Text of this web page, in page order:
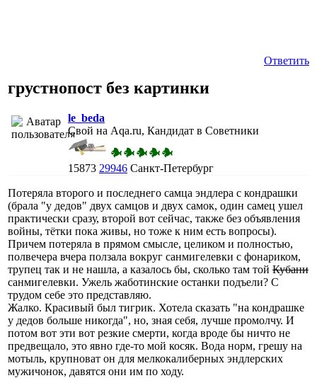
Ответить
грустнопост без картинки
le_beda
Свой на Aqa.ru, Кандидат в Советники
15873 29946 Санкт-Петербург
Потеряла второго и последнего самца эндлера с кондрашки
(брала "у дедов" двух самцов и двух самок, один самец ушел
практически сразу, второй вот сейчас, также без объявления
войны, тётки пока живы, но тоже к ним есть вопросы).
Причем потеряла в прямом смысле, целиком и полностью,
полвечера вчера ползала вокруг санмигелевки с фонариком,
трупец так и не нашла, а казалось бы, сколько там той Кубани
санмигелевки. Ужель жаботинские останки подъели? С
трудом себе это представляю.
Жалко. Красивый был тигрик. Хотела сказать "на кондрашке
у дедов больше никогда", но, зная себя, лучше промолчу. И
потом вот эти вот резкие смерти, когда вроде бы ничто не
предвещало, это явно где-то мой косяк. Вода норм, грешу на
мотыль, крупноват он для мелкокалиберных эндлерских
мужичонок, давятся они им по ходу.